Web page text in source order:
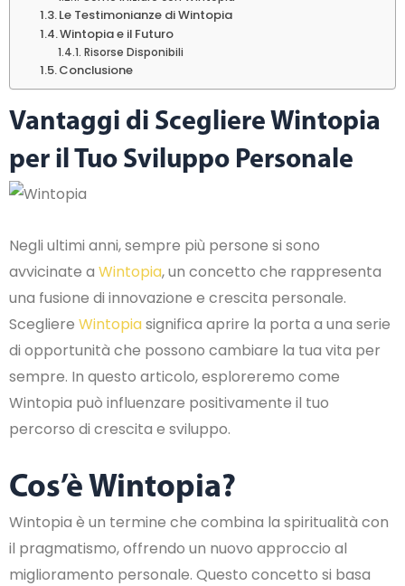
Le Testimonianze di Wintopia
Wintopia e il Futuro
Risorse Disponibili
Conclusione
Vantaggi di Scegliere Wintopia
per il Tuo Sviluppo Personale
Negli ultimi anni, sempre più persone si sono
avvicinate a Wintopia, un concetto che rappresenta
una fusione di innovazione e crescita personale.
Scegliere Wintopiasignifica aprire la porta a una serie
di opportunità che possono cambiare la tua vita per
sempre. In questo articolo, esploreremo come
Wintopia può influenzare positivamente il tuo
percorso di crescita e sviluppo.
Cos’è Wintopia?
Wintopia è un termine che combina la spiritualità con
il pragmatismo, offrendo un nuovo approccio al
miglioramento personale. Questo concetto si basa